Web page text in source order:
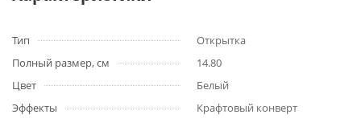
Тип
Открытка
Полный размер, см
14.80
Цвет
Белый
Эффекты
Крафтовый конверт